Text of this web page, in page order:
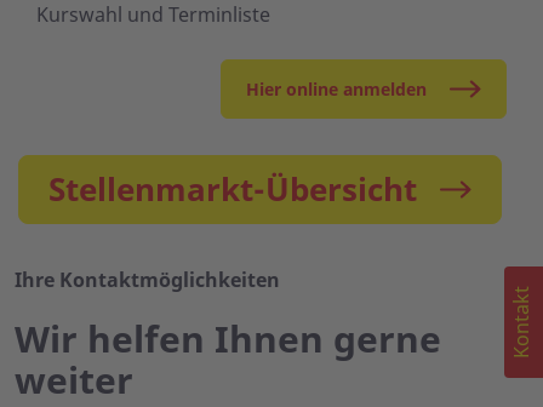
Kurswahl und Terminliste
Hier online anmelden
Stellenmarkt-Übersicht
Ihre Kontaktmöglichkeiten
Wir helfen Ihnen gerne
weiter
Kontakt